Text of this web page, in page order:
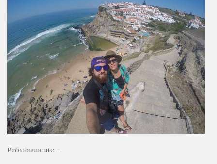
Próximamente…